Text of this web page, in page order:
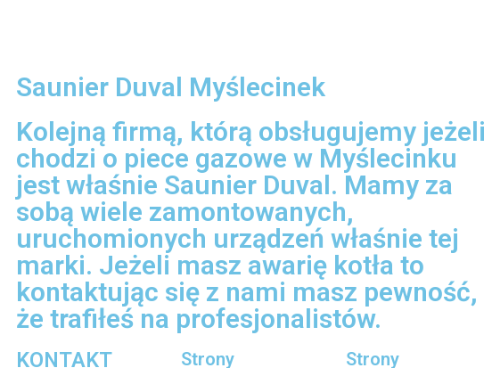
Saunier Duval Myślecinek
Kolejną firmą, którą obsługujemy jeżeli
chodzi o piece gazowe w Myślecinku
jest właśnie Saunier Duval. Mamy za
sobą wiele zamontowanych,
uruchomionych urządzeń właśnie tej
marki. Jeżeli masz awarię kotła to
kontaktując się z nami masz pewność,
że trafiłeś na profesjonalistów.
KONTAKT
Strony
Strony